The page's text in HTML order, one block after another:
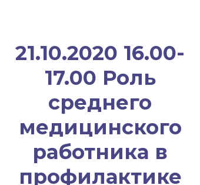
21.10.2020 16.00-
17.00 Роль
среднего
медицинского
работника в
профилактике